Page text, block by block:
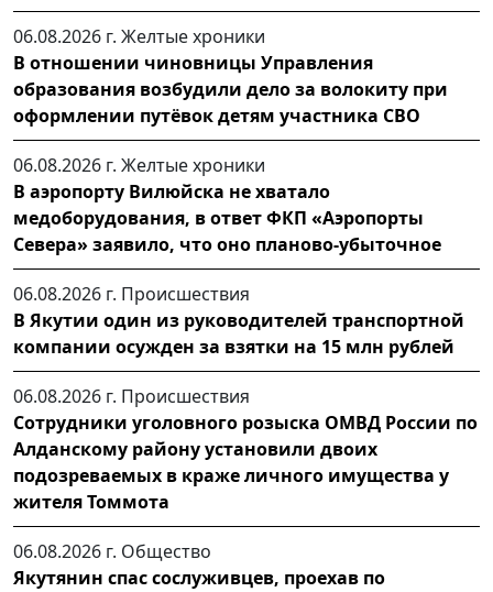
06.08.2026 г. Желтые хроники
В отношении чиновницы Управления
образования возбудили дело за волокиту при
оформлении путёвок детям участника СВО
06.08.2026 г. Желтые хроники
В аэропорту Вилюйска не хватало
медоборудования, в ответ ФКП «Аэропорты
Севера» заявило, что оно планово-убыточное
06.08.2026 г. Происшествия
В Якутии один из руководителей транспортной
компании осужден за взятки на 15 млн рублей
06.08.2026 г. Происшествия
Сотрудники уголовного розыска ОМВД России по
Алданскому району установили двоих
подозреваемых в краже личного имущества у
жителя Томмота
06.08.2026 г. Общество
Якутянин спас сослуживцев, проехав по